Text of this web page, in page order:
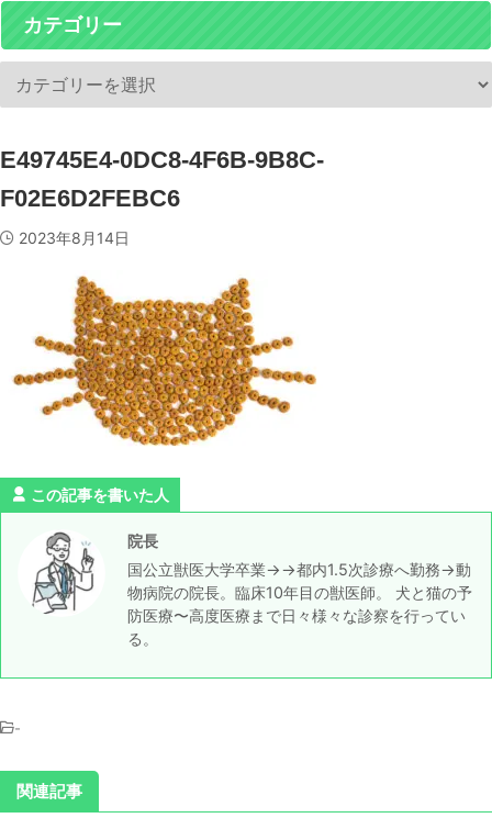
カテゴリー
E49745E4-0DC8-4F6B-9B8C-
F02E6D2FEBC6
2023年8月14日
この記事を書いた人
院長
国公立獣医大学卒業→→都内1.5次診療へ勤務→動
物病院の院長。臨床10年目の獣医師。 犬と猫の予
防医療〜高度医療まで日々様々な診察を行ってい
る。
-
関連記事